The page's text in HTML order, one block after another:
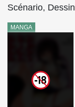
Scénario, Dessin
MANGA